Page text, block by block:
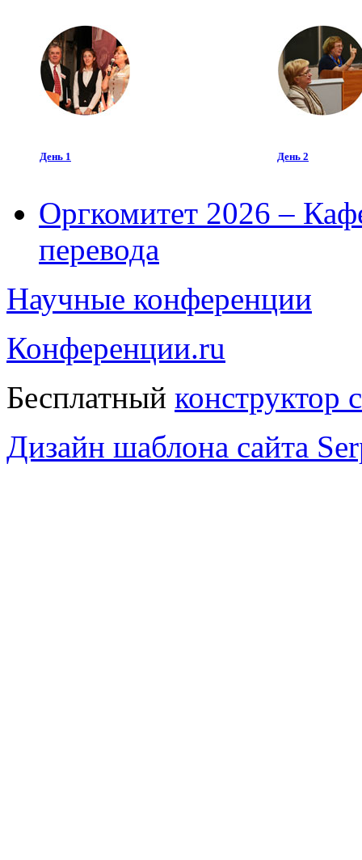
День 1 День 2
Оргкомитет 2026 –
перевода
Научные конференции
Конференции.ru
Бесплатный конструктор
Дизайн шаблона сайта